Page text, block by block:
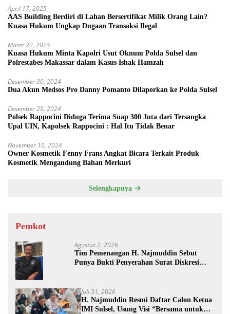
April 17, 2025
AAS Building Berdiri di Lahan Bersertifikat Milik Orang Lain?
Kuasa Hukum Ungkap Dugaan Transaksi Ilegal
Maret 22, 2025
Kuasa Hukum Minta Kapolri Usut Oknum Polda Sulsel dan
Polrestabes Makassar dalam Kasus Ishak Hamzah
Desember 30, 2024
Dua Akun Medsos Pro Danny Pomanto Dilaporkan ke Polda Sulsel
Desember 29, 2024
Polsek Rappocini Diduga Terima Suap 300 Juta dari Tersangka
Upal UIN, Kapolsek Rappocini : Hal Itu Tidak Benar
November 10, 2024
Owner Kosmetik Fenny Frans Angkat Bicara Terkait Produk
Kosmetik Mengandung Bahan Merkuri
Selengkapnya
Pemkot
Agustus 2, 2026
Tim Pemenangan H. Najmuddin Sebut
Punya Bukti Penyerahan Surat Diskresi
Juli 31, 2026
H. Najmuddin Resmi Daftar Calon Ketua
IMI Sulsel, Usung Visi “Bersama untuk